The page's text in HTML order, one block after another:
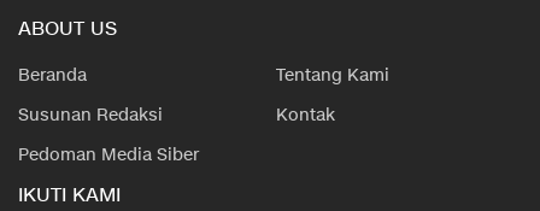
ABOUT US
Beranda
Tentang Kami
Susunan Redaksi
Kontak
Pedoman Media Siber
IKUTI KAMI